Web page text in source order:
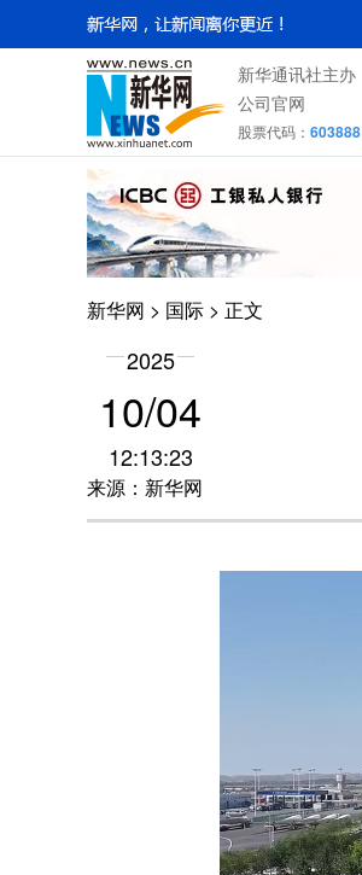
新华通讯社主办
公司官网
股票代码： 603888
新华网 > 国际 > 正文
2025
10/04
12:13:23
来源：新华网